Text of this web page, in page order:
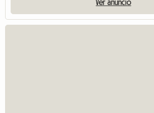
Ver anuncio